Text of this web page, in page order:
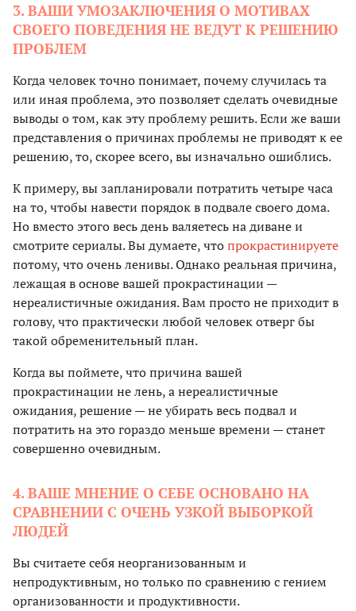
3. ВАШИ УМОЗАКЛЮЧЕНИЯ О МОТИВАХ
СВОЕГО ПОВЕДЕНИЯ НЕ ВЕДУТ К РЕШЕНИЮ
ПРОБЛЕМ
Когда человек точно понимает, почему случилась та
или иная проблема, это позволяет сделать очевидные
выводы о том, как эту проблему решить. Если же ваши
представления о причинах проблемы не приводят к ее
решению, то, скорее всего, вы изначально ошиблись.
К примеру, вы запланировали потратить четыре часа
на то, чтобы навести порядок в подвале своего дома.
Но вместо этого весь день валяетесь на диване и
смотрите сериалы. Вы думаете, чтопрокрастинируете
потому, что очень ленивы. Однако реальная причина,
лежащая в основе вашей прокрастинации —
нереалистичные ожидания. Вам просто не приходит в
голову, что практически любой человек отверг бы
такой обременительный план.
Когда вы поймете, что причина вашей
прокрастинации не лень, а нереалистичные
ожидания, решение — не убирать весь подвал и
потратить на это гораздо меньше времени — станет
совершенно очевидным.
4. ВАШЕ МНЕНИЕ О СЕБЕ ОСНОВАНО НА
СРАВНЕНИИ С ОЧЕНЬ УЗКОЙ ВЫБОРКОЙ
ЛЮДЕЙ
Вы считаете себя неорганизованным и
непродуктивным, но только по сравнению с гением
организованности и продуктивности.